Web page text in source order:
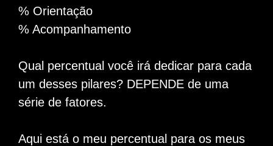
% Orientação
% Acompanhamento
Qual percentual você irá dedicar para cada
um desses pilares? DEPENDE de uma
série de fatores.
Aqui está o meu percentual para os meus